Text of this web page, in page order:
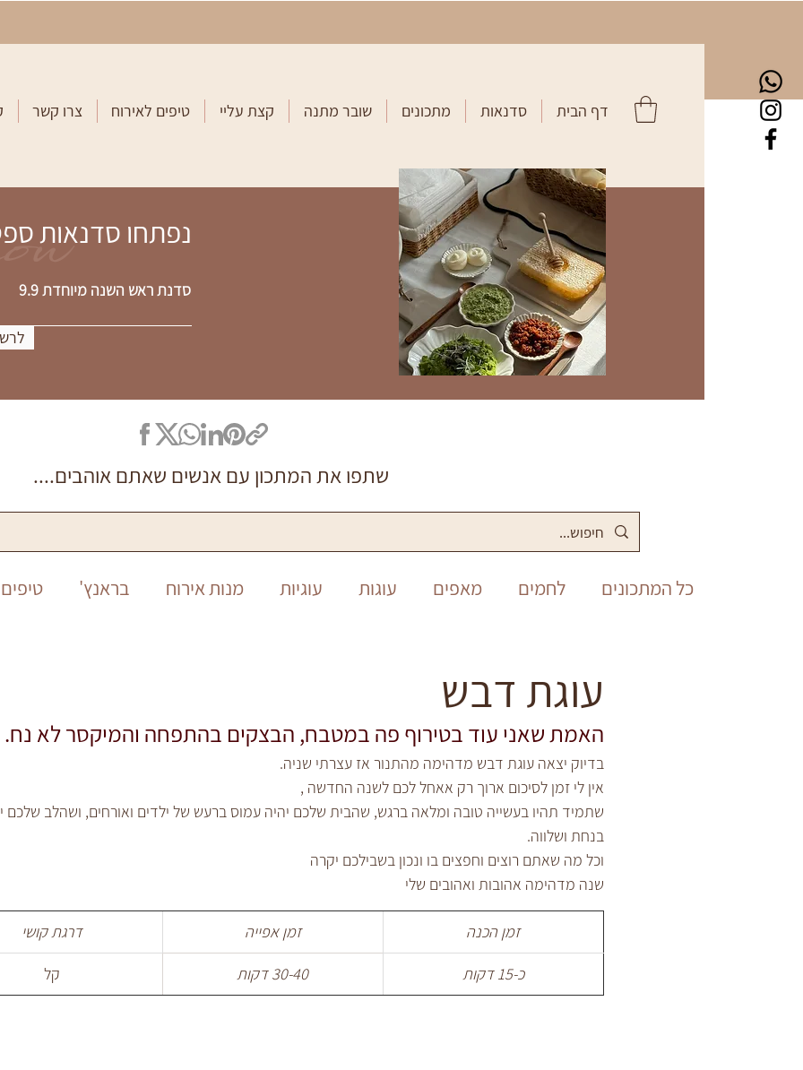
דף הבית סדנאות מתכונים שובר מתנה קצת עליי טיפים לאירוח צרו קשר
נפתחו סדנאות
סדנת ראש השנה מיוחדת 9.9
שתפו את המתכון עם אנשים שאתם אוהבים....
כל המתכונים לחמים מאפים עוגות עוגיות מנות אירוח בראנץ'
יום העצמאות שבועות
עוגת דבש
האמת שאני עוד בטירוף פה במטבח, הבצקים בהתפחה והמיקסר לא נח.
בדיוק יצאה עוגת דבש מדהימה מהתנור אז עצרתי שניה.
אין לי זמן לסיכום ארוך רק אאחל לכם לשנה החדשה ,
שתמיד תהיו בעשייה טובה ומלאה ברגש, שהבית שלכם יהיה עמוס ברעש של ילדים ואורחים, ושהלב שלכם
בנחת ושלווה.
וכל מה שאתם רוצים וחפצים בו ונכון בשבילכם יקרה
שנה מדהימה אהובות ואהובים שלי
זמן הכנה זמן אפייה דרגת קושי
כ-15 דקות 30-40 דקות קל